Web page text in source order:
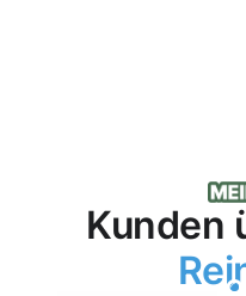
Kunden